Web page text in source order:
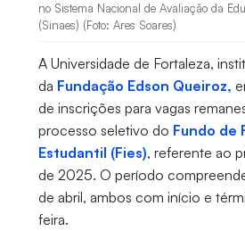
no Sistema Nacional de Avaliação da
(Sinaes) (Foto: Ares Soares)
A Universidade de Fortaleza,
da Fundação Edson Queiroz,
de inscrições para vagas
processo seletivo do Fundo de
Estudantil (Fies), referente ao
de 2025. O período
de abril, ambos com início e
feira.